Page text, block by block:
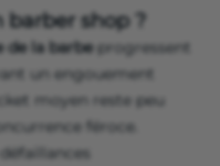
barber shop ?
de la barbeprogressent
un engouement
moyen reste peu
féroce.